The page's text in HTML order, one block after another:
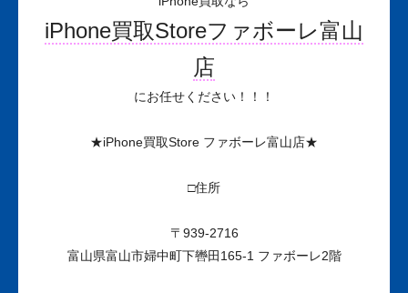
iPhone買取Storeファボーレ富山
店
にお任せください！！！
★iPhone買取Store ファボーレ富山店★
□住所
〒939-2716
富山県富山市婦中町下轡田165-1 ファボーレ2階